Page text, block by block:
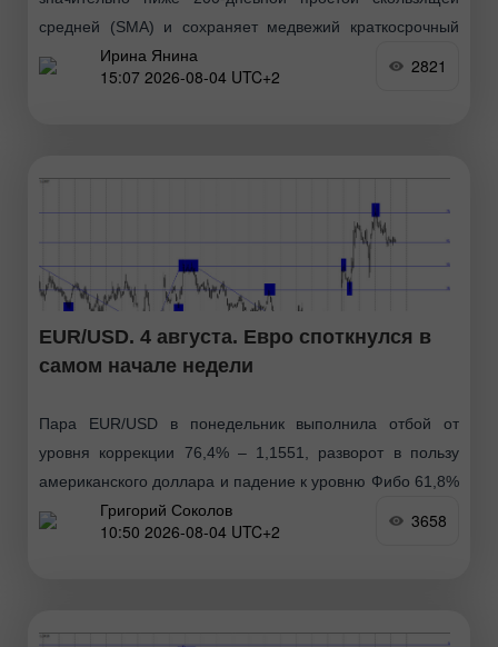
средней (SMA) и сохраняет медвежий краткосрочный
тренд в рамках привычного диапазона, который
удерживается около месяца. Консолидация в
Ирина Янина
15:07 2026-08-04 UTC+2
2821
EUR/USD. 4 августа. Евро споткнулся в
самом начале недели
Пара EUR/USD в понедельник выполнила отбой от
уровня коррекции 76,4% – 1,1551, разворот в пользу
американского доллара и падение к уровню Фибо 61,8%
– 1,1507. Отбой котировок сегодня от уровня
Григорий Соколов
10:50 2026-08-04 UTC+2
3658